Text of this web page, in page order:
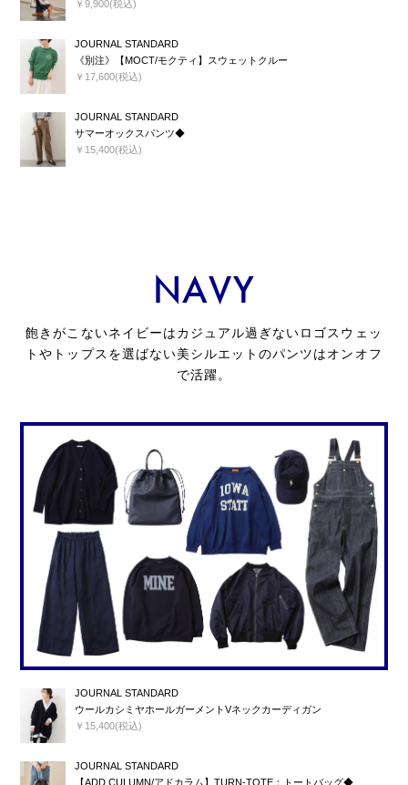
￥9,900(税込)
JOURNAL STANDARD
《別注》【MOCT/モクティ】スウェットクルー
￥17,600(税込)
JOURNAL STANDARD
サマーオックスパンツ◆
￥15,400(税込)
NAVY
飽きがこないネイビーはカジュアル過ぎないロゴスウェッ
トやトップスを選ばない美シルエットのパンツはオンオフ
で活躍。
JOURNAL STANDARD
ウールカシミヤホールガーメントVネックカーディガン
￥15,400(税込)
JOURNAL STANDARD
【ADD CULUMN/アドカラム】TURN-TOTE：トートバッグ◆